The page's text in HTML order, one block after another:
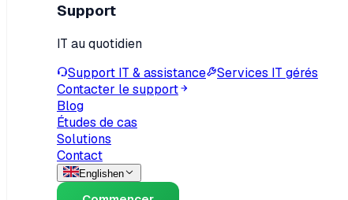
Support
IT au quotidien
Support IT & assistance
Services IT gérés
Contacter le support
Blog
Études de cas
Solutions
Contact
Englishen